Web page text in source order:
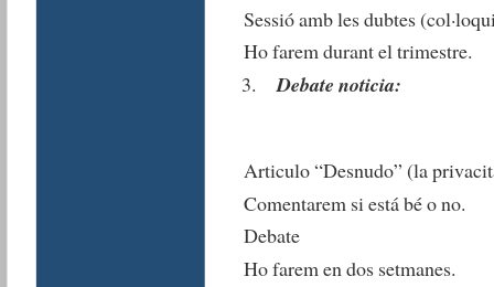
Sessió amb les dubtes
Ho farem durant el trimestre.
Debate noticia:
Articulo “Desnudo” (la
Comentarem si está bé o no.
Debate
Ho farem en dos setmanes.